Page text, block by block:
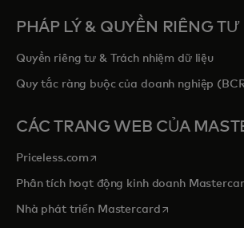
PHÁP LÝ & QUYỀN RIÊNG TƯ
Quyền riêng tư & Trách nhiệm dữ liệu
Quy tắc ràng buộc của doanh nghiệp
CÁC TRANG WEB CỦA
Priceless.com opens in a new tab
Phân tích hoạt động kinh doanh
Nhà phát triển Mastercardopens in a new